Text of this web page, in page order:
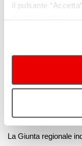
il pulsante
IlProgramma
strategiche per il
letteraria; dalla
delle professionalità
emergenti.
La Giunta regionale